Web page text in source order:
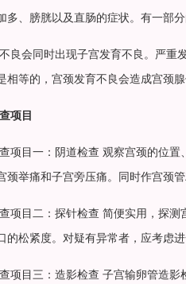
多、膀胱以及直肠的症状。有一部
良会同时出现子宫发育不良。严重
相等的，宫颈发育不良会造成宫颈腺
项目
项目一：阴道检查 观察宫颈的位置
颈举痛和子宫旁压痛。同时作宫颈
项目二：探针检查 简便实用，探
的松紧度。对疑有异常者，应考虑进
项目三：造影检查 子宫输卵管造